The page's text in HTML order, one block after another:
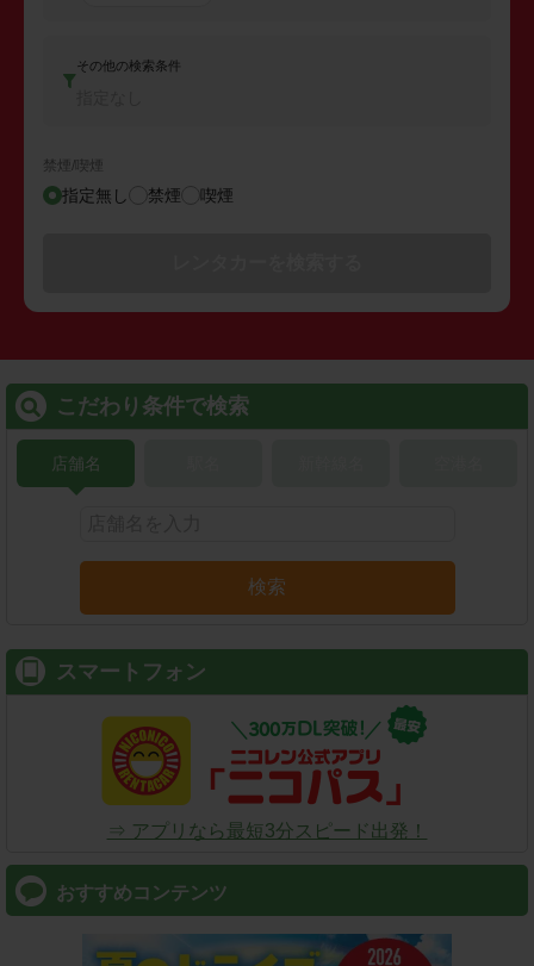
その他の検索条件
禁煙/喫煙
指定無し 禁煙 喫煙
こだわり条件で検索
店舗名
検索
スマートフォン
⇒ アプリなら最短3分スピード出発！
おすすめコンテンツ